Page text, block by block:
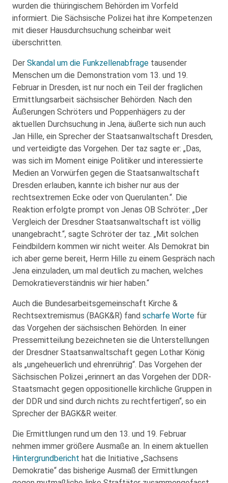
wurden die thüringischem Behörden im Vorfeld
informiert. Die Sächsische Polizei hat ihre Kompetenzen
mit dieser Hausdurchsuchung scheinbar weit
überschritten.
Der Skandal um die Funkzellenabfrage tausender
Menschen um die Demonstration vom 13. und 19.
Februar in Dresden, ist nur noch ein Teil der fraglichen
Ermittlungsarbeit sächsischer Behörden. Nach den
Äußerungen Schröters und Poppenhägers zu der
aktuellen Durchsuchung in Jena, äußerte sich nun auch
Jan Hille, ein Sprecher der Staatsanwaltschaft Dresden,
und verteidigte das Vorgehen. Der taz sagte er: „Das,
was sich im Moment einige Politiker und interessierte
Medien an Vorwürfen gegen die Staatsanwaltschaft
Dresden erlauben, kannte ich bisher nur aus der
rechtsextremen Ecke oder von Querulanten.“. Die
Reaktion erfolgte prompt von Jenas OB Schröter: „Der
Vergleich der Dresdner Staatsanwaltschaft ist völlig
unangebracht.“, sagte Schröter der taz. „Mit solchen
Feindbildern kommen wir nicht weiter. Als Demokrat bin
ich aber gerne bereit, Herrn Hille zu einem Gespräch nach
Jena einzuladen, um mal deutlich zu machen, welches
Demokratieverständnis wir hier haben.“
Auch die Bundesarbeitsgemeinschaft Kirche &
Rechtsextremismus (BAGK&R) fand scharfe Worte für
das Vorgehen der sächsischen Behörden. In einer
Pressemitteilung bezeichneten sie die Unterstellungen
der Dresdner Staatsanwaltschaft gegen Lothar König
als „ungeheuerlich und ehrenrührig“. Das Vorgehen der
Sächsischen Polizei „erinnert an das Vorgehen der DDR-
Staatsmacht gegen oppositionelle kirchliche Gruppen in
der DDR und sind durch nichts zu rechtfertigen“, so ein
Sprecher der BAGK&R weiter.
Die Ermittlungen rund um den 13. und 19. Februar
nehmen immer größere Ausmaße an. In einem aktuellen
Hintergrundbericht hat die Initiative „Sachsens
Demokratie“ das bisherige Ausmaß der Ermittlungen